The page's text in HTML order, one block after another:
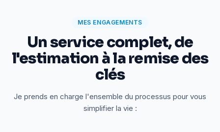
MES ENGAGEMENTS
Un service complet, de
l'estimation à la remise des
clés
Je prends en charge l'ensemble du processus pour vous
simplifier la vie :